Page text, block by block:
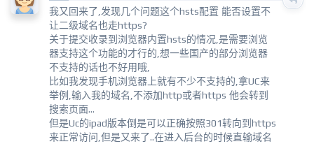
我又回来了,发现几个问题这个hsts配置 能否设置不
让二级域名也走https?
关于提交收录到浏览器内置hsts的情况,是需要浏览
器支持这个功能的才行的,想一些国产的部分浏览器
不支持的话也不好用哦,
比如我发现手机浏览器上就有不少不支持的,拿UC来
举例,输入我的域名,不添加http或者https 他会转到
搜索页面...
但是Uc的ipad版本倒是可以正确按照301转向到https
来正常访问,但是又来了..在进入后台的时候直输域名